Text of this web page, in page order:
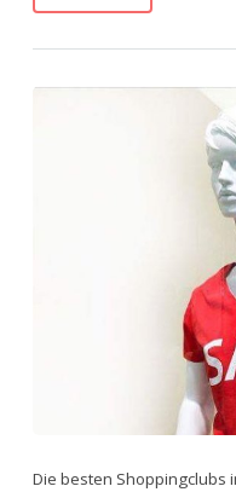
Die besten Shoppingclubs